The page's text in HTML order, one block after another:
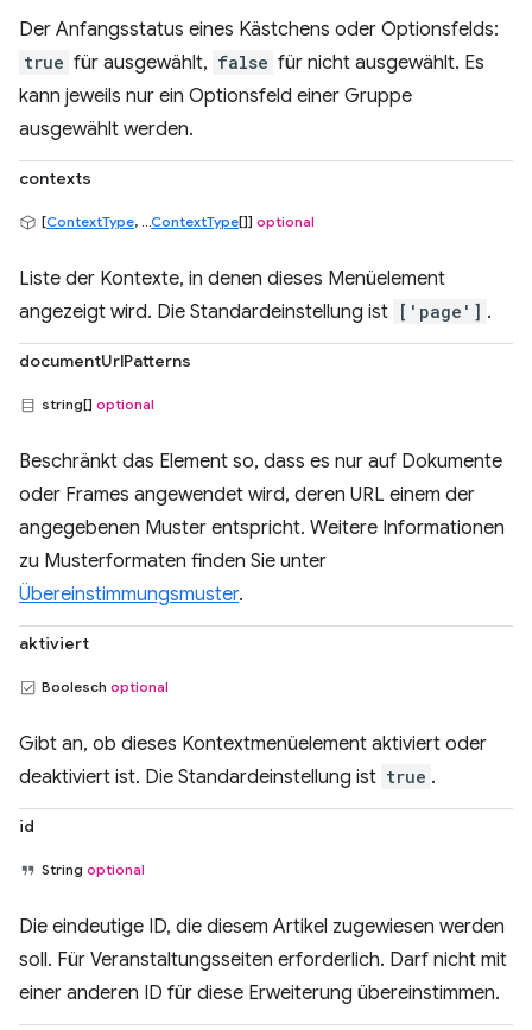
Der Anfangsstatus eines Kästchens oder Optionsfelds:
true für ausgewählt, false für nicht ausgewählt. Es
kann jeweils nur ein Optionsfeld einer Gruppe
ausgewählt werden.
contexts
[ContextType, ...ContextType[]] optional
Liste der Kontexte, in denen dieses Menüelement
angezeigt wird. Die Standardeinstellung ist ['page'] .
documentUrlPatterns
string[] optional
Beschränkt das Element so, dass es nur auf Dokumente
oder Frames angewendet wird, deren URL einem der
angegebenen Muster entspricht. Weitere Informationen
zu Musterformaten finden Sie unter
Übereinstimmungsmuster.
aktiviert
Boolesch optional
Gibt an, ob dieses Kontextmenüelement aktiviert oder
deaktiviert ist. Die Standardeinstellung ist true .
id
String optional
Die eindeutige ID, die diesem Artikel zugewiesen werden
soll. Für Veranstaltungsseiten erforderlich. Darf nicht mit
einer anderen ID für diese Erweiterung übereinstimmen.